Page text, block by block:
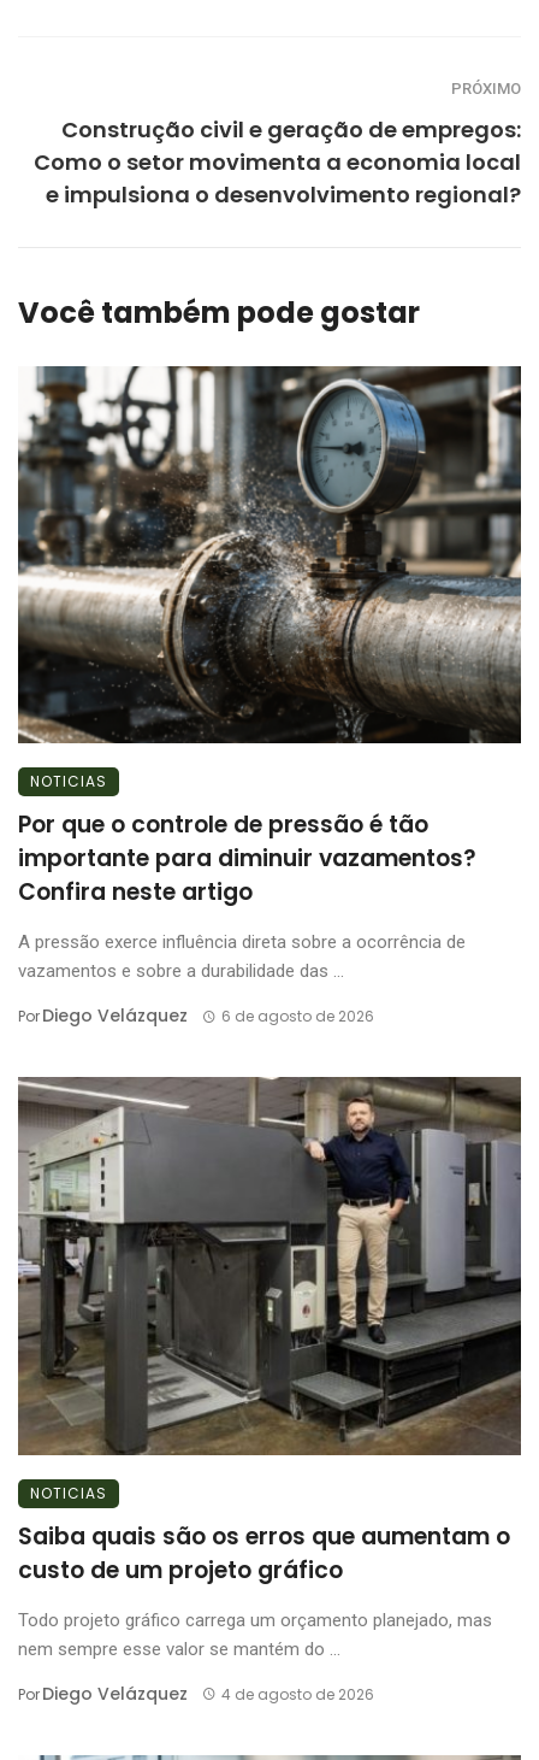
PRÓXIMO
Construção civil e geração de empregos:
Como o setor movimenta a economia local
e impulsiona o desenvolvimento regional?
Você também pode gostar
NOTICIAS
Por que o controle de pressão é tão
importante para diminuir vazamentos?
Confira neste artigo
A pressão exerce influência direta sobre a ocorrência de
vazamentos e sobre a durabilidade das ...
PorDiego Velázquez 6 de agosto de 2026
NOTICIAS
Saiba quais são os erros que aumentam o
custo de um projeto gráfico
Todo projeto gráfico carrega um orçamento planejado, mas
nem sempre esse valor se mantém do ...
PorDiego Velázquez 4 de agosto de 2026